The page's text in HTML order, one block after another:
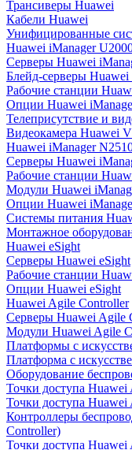
Трансиверы Huawei
Кабели Huawei
Унифицированные
Huawei iManager
Серверы Huawei
Блейд-серверы
Рабочие станции
Опции Huawei
Телеприсутствие и
Видеокамера Huawei
Huawei iManager
Серверы Huawei
Рабочие станции
Модули Huawei
Опции Huawei
Системы питания
Монтажное
Huawei eSight
Серверы Huawei eSight
Рабочие станции
Опции Huawei eSight
Huawei Agile Controller
Серверы Huawei Agile
Модули Huawei Agile
Платформы с
Платформа с
Оборудование
Точки доступа Huawei
Точки доступа Huawei
Контроллеры
Controller)
Точки доступа